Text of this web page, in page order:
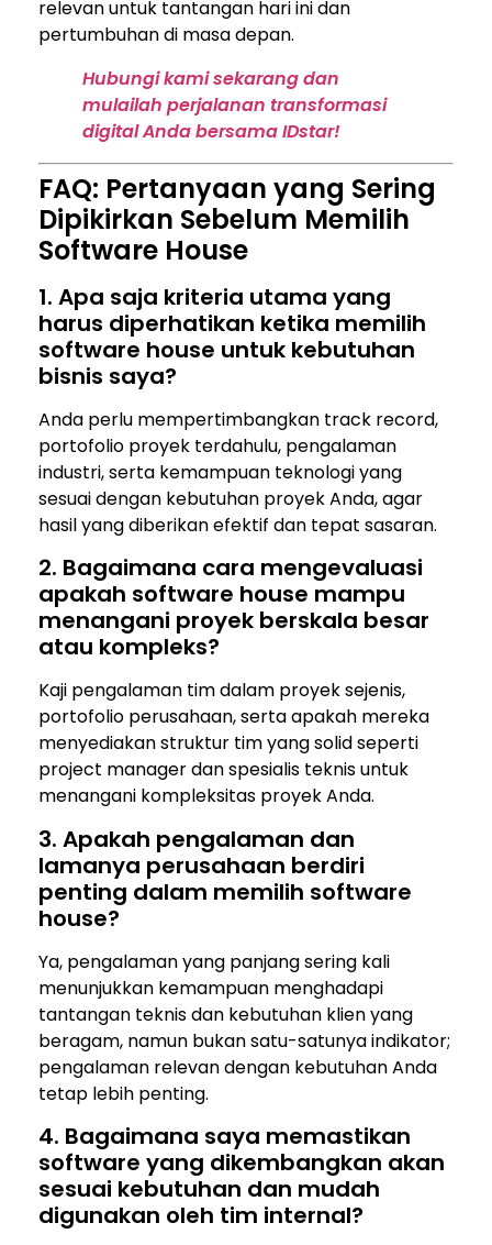
relevan untuk tantangan hari ini dan
pertumbuhan di masa depan.
Hubungi kami sekarang dan
mulailah perjalanan transformasi
digital Anda bersama IDstar!
FAQ: Pertanyaan yang Sering
Dipikirkan Sebelum Memilih
Software House
1. Apa saja kriteria utama yang
harus diperhatikan ketika memilih
software house untuk kebutuhan
bisnis saya?
Anda perlu mempertimbangkan track record,
portofolio proyek terdahulu, pengalaman
industri, serta kemampuan teknologi yang
sesuai dengan kebutuhan proyek Anda, agar
hasil yang diberikan efektif dan tepat sasaran.
2. Bagaimana cara mengevaluasi
apakah software house mampu
menangani proyek berskala besar
atau kompleks?
Kaji pengalaman tim dalam proyek sejenis,
portofolio perusahaan, serta apakah mereka
menyediakan struktur tim yang solid seperti
project manager dan spesialis teknis untuk
menangani kompleksitas proyek Anda.
3. Apakah pengalaman dan
lamanya perusahaan berdiri
penting dalam memilih software
house?
Ya, pengalaman yang panjang sering kali
menunjukkan kemampuan menghadapi
tantangan teknis dan kebutuhan klien yang
beragam, namun bukan satu-satunya indikator;
pengalaman relevan dengan kebutuhan Anda
tetap lebih penting.
4. Bagaimana saya memastikan
software yang dikembangkan akan
sesuai kebutuhan dan mudah
digunakan oleh tim internal?